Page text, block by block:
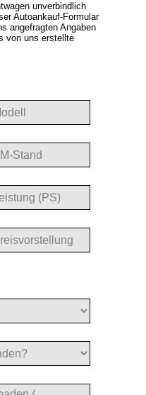
unverbindlich
Autoankauf-Formular
angefragten Angaben
von uns erstellte